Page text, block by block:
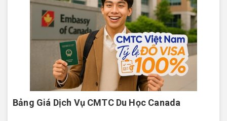
Bảng Giá Dịch Vụ CMTC Du Học Canada